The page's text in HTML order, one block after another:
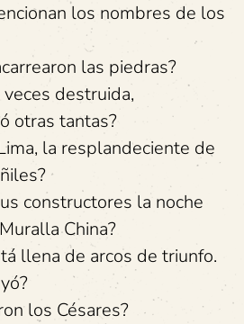
los nombres de los
las piedras?
destruida,
otras tantas?
la resplandeciente de
constructores la noche
China?
llena de arcos de triunfo.
los Césares?